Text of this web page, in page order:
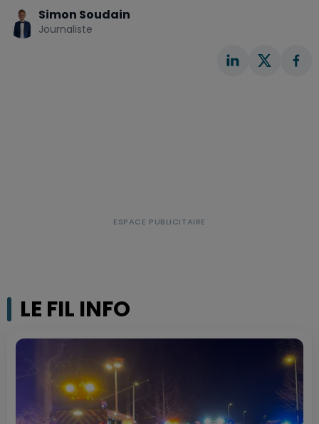
Simon Soudain
Journaliste
LE FIL INFO